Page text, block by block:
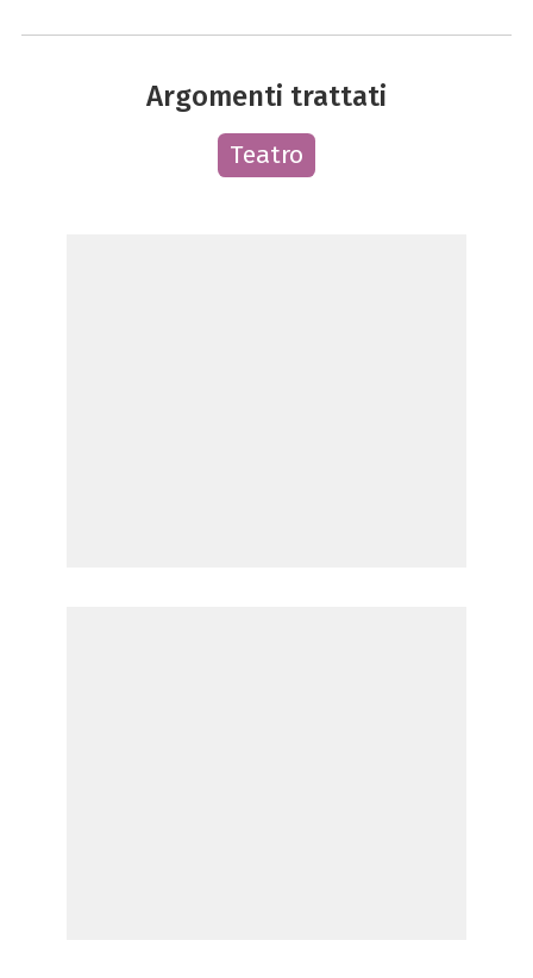
Argomenti trattati
Teatro